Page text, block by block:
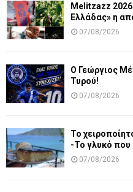
Melitzazz
Ελλάδας» η
07/08/2026
Ο Γεώργιος
Τυρού!
07/08/2026
Το
-Το γλυκό που
07/08/2026